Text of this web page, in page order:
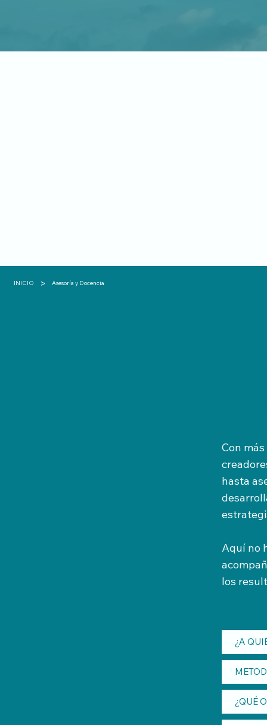
INICIO > Asesoría y Docencia
Con
hasta
Aquí no
los
¿A
¿QUÉ